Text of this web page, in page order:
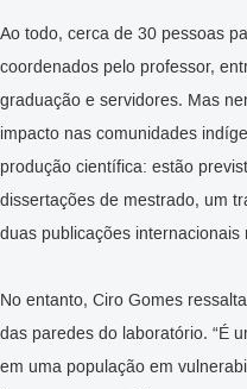
Ao todo, cerca de 30 pessoas
coordenados pelo professor,
graduação e servidores. Mas
impacto nas comunidades
produção científica: estão
dissertações de mestrado, um
duas publicações
No entanto, Ciro Gomes
das paredes do laboratório. “É
em uma população em